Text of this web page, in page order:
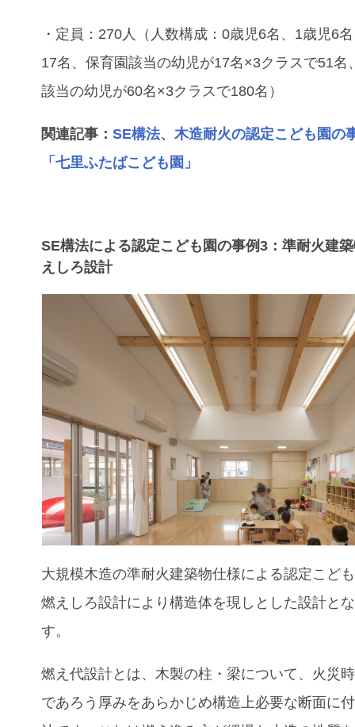
・定員：270人（人数構成：0歳児6名、1歳児6
17名、保育園該当の幼児が17名×3クラスで51名
該当の幼児が60名×3クラスで180名）
関連記事：SE構法、木造耐火の認定こども園の
「七里ふたばこども園」
SE構法による認定こども園の事例3：準耐火建
えしろ設計
大規模木造の準耐火建築物仕様による認定こど
燃えしろ設計により構造体を現しとした設計と
す。
燃え代設計とは、木製の柱・梁について、火災
であろう厚みをあらかじめ構造上必要な断面に